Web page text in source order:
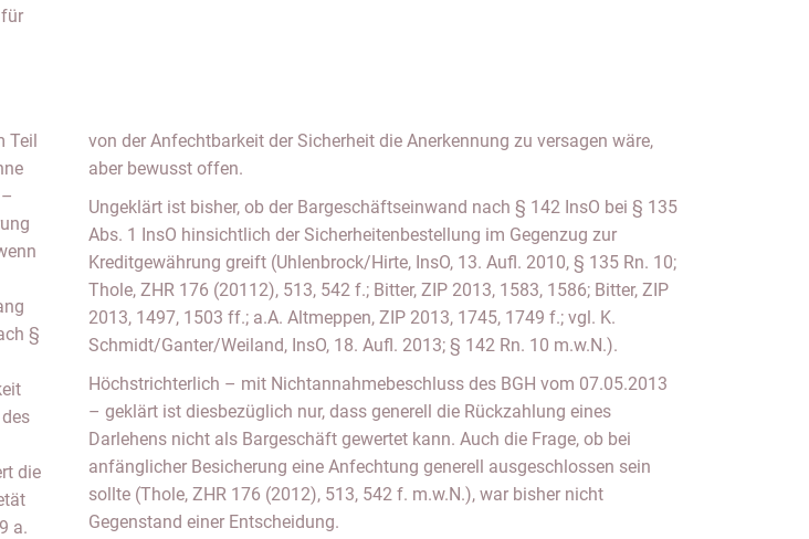
Teil
§
die
a.
von der Anfechtbarkeit der Sicherheit die Anerkennung zu versagen wäre,
aber bewusst offen.
Ungeklärt ist bisher, ob der Bargeschäftseinwand nach § 142 InsO bei § 135
Abs. 1 InsO hinsichtlich der Sicherheitenbestellung im Gegenzug zur
Kreditgewährung greift (Uhlenbrock/Hirte, InsO, 13. Aufl. 2010, § 135 Rn. 10;
Thole, ZHR 176 (20112), 513, 542 f.; Bitter, ZIP 2013, 1583, 1586; Bitter, ZIP
2013, 1497, 1503 ff.; a.A. Altmeppen, ZIP 2013, 1745, 1749 f.; vgl. K.
Schmidt/Ganter/Weiland, InsO, 18. Aufl. 2013; § 142 Rn. 10 m.w.N.).
Höchstrichterlich – mit Nichtannahmebeschluss des BGH vom 07.05.2013
– geklärt ist diesbezüglich nur, dass generell die Rückzahlung eines
Darlehens nicht als Bargeschäft gewertet kann. Auch die Frage, ob bei
anfänglicher Besicherung eine Anfechtung generell ausgeschlossen sein
sollte (Thole, ZHR 176 (2012), 513, 542 f. m.w.N.), war bisher nicht
Gegenstand einer Entscheidung.